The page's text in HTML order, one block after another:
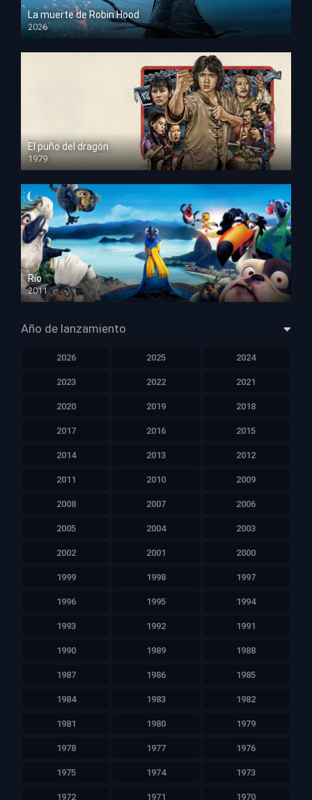
La muerte de Robin Hood
2026
HD 1080p
El puño del dragón
1979
HD 1080p
Río
2011
HD 1080p
Año de lanzamiento
2026 2025 2024
2023 2022 2021
2020 2019 2018
2017 2016 2015
2014 2013 2012
2011 2010 2009
2008 2007 2006
2005 2004 2003
2002 2001 2000
1999 1998 1997
1996 1995 1994
1993 1992 1991
1990 1989 1988
1987 1986 1985
1984 1983 1982
1981 1980 1979
1978 1977 1976
1975 1974 1973
1972 1971 1970